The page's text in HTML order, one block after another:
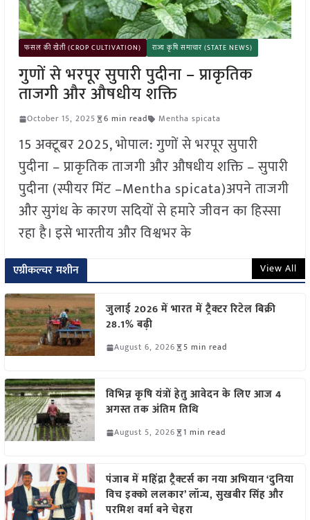
फसल की खेती (CROP CULTIVATION) राज्य कृषि समाचार (STATE NEWS)
गुणों से भरपूर सुपारी पुदीना – प्राकृतिक
ताजगी और औषधीय शक्ति
October 15, 2025 6 min read Mentha spicata
15 अक्टूबर 2025, भोपाल: गुणों से भरपूर सुपारी
पुदीना – प्राकृतिक ताजगी और औषधीय शक्ति – सुपारी
पुदीना (स्पीयर मिंट –Mentha spicata)अपने ताजगी
और सुगंध के कारण सदियों से हमारे जीवन का हिस्सा
रहा है। इसे भारतीय और विश्वभर के
एग्रीकल्चर मशीन View All
जुलाई 2026 में भारत में ट्रैक्टर रिटेल बिक्री
28.1% बढ़ी
August 6, 2026 5 min read
विभिन्न कृषि यंत्रों हेतु आवेदन के लिए आज 4
अगस्त तक अंतिम तिथि
August 5, 2026 1 min read
पंजाब में महिंद्रा ट्रैक्टर्स का नया अभियान ‘दुनिया
विच इक्को ललकार’ लॉन्च, सुखबीर सिंह और
परमिश वर्मा बने चेहरा